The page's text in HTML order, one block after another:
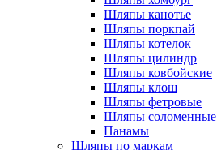
Шляпы канотье
Шляпы поркпай
Шляпы котелок
Шляпы цилиндр
Шляпы ковбойские
Шляпы клош
Шляпы фетровые
Шляпы соломенные
Панамы
Шляпы по маркам